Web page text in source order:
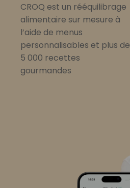
CROQ est un rééquilibrage
alimentaire sur mesure à
l’aide de menus
personnalisables et plus de
5 000 recettes
gourmandes